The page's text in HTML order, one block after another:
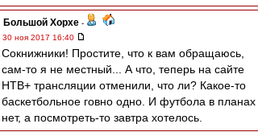
Большой Хорхе -
30 ноя 2017 16:40
Сокнижники! Простите, что к вам обращаюсь,
сам-то я не местный... А что, теперь на сайте
НТВ+ трансляции отменили, что ли? Какое-то
баскетбольное говно одно. И футбола в планах
нет, а посмотреть-то завтра хотелось.